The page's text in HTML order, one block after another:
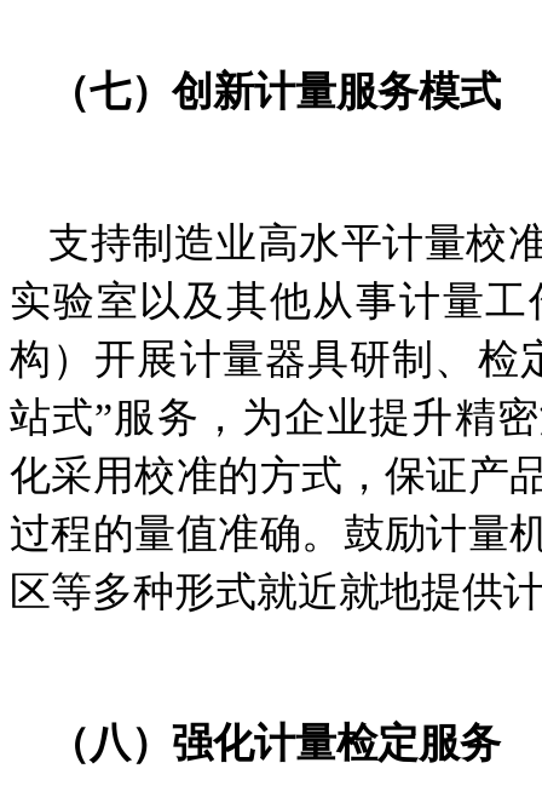
（七）创新计量服务模式
支持制造业高水平计量校
实验室以及其他从事计量
构）开展计量器具研制、检
站式”服务，为企业提升精
化采用校准的方式，保证产
过程的量值准确。鼓励计量
区等多种形式就近就地提供
（八）强化计量检定服务